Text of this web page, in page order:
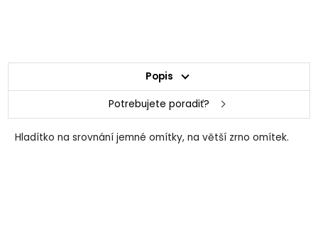
Popis
Potrebujete poradiť?
Hladítko na srovnání jemné omítky, na větší zrno omítek.